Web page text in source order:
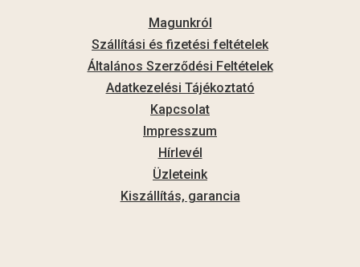
Magunkról
Szállítási és fizetési feltételek
Általános Szerződési Feltételek
Adatkezelési Tájékoztató
Kapcsolat
Impresszum
Hírlevél
Üzleteink
Kiszállítás, garancia